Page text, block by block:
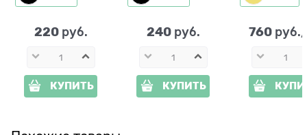
220 руб.
КУПИТЬ
240 руб.
КУПИТЬ
760